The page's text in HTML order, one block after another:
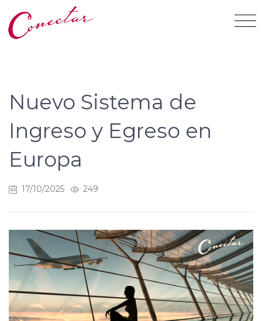
Nuevo Sistema de
Ingreso y Egreso en
Europa
17/10/2025 249